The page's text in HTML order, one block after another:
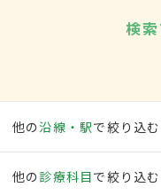
検
他の沿線・駅で絞り込む
他の 診療科目で絞り込む